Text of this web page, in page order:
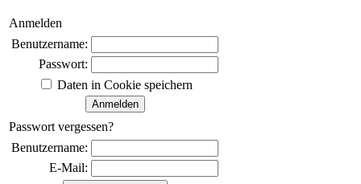
Anmelden
Benutzername:
Passwort:
Daten in Cookie speichern
Passwort vergessen?
Benutzername:
E-Mail: